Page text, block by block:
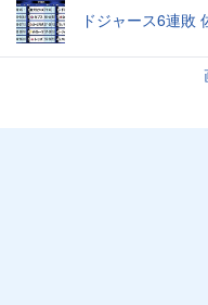
ドジャース6連敗